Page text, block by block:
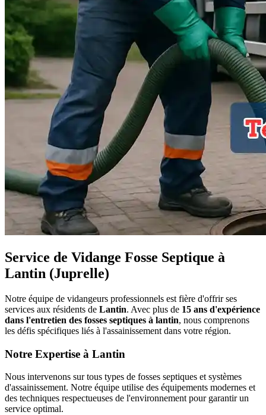
Service de Vidange Fosse Septique à
Lantin (Juprelle)
Notre équipe de vidangeurs professionnels est fière d'offrir ses
services aux résidents de Lantin. Avec plus de 15 ans d'expérience
dans l'entretien des fosses septiques à lantin, nous comprenons
les défis spécifiques liés à l'assainissement dans votre région.
Notre Expertise à Lantin
Nous intervenons sur tous types de fosses septiques et systèmes
d'assainissement. Notre équipe utilise des équipements modernes et
des techniques respectueuses de l'environnement pour garantir un
service optimal.